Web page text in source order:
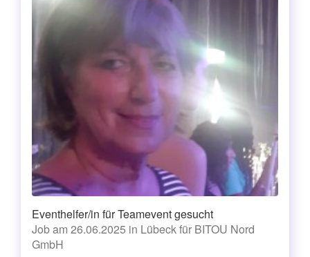
Eventhelfer/in für Teamevent gesucht
Job am 26.06.2025 in Lübeck für BITOU Nord
GmbH